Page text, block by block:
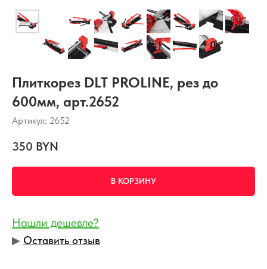
Плиткорез DLT PROLINE, рез до
600мм, арт.2652
Артикул: 2652
350 BYN
В КОРЗИНУ
Нашли дешевле?
▶︎ Оставить отзыв